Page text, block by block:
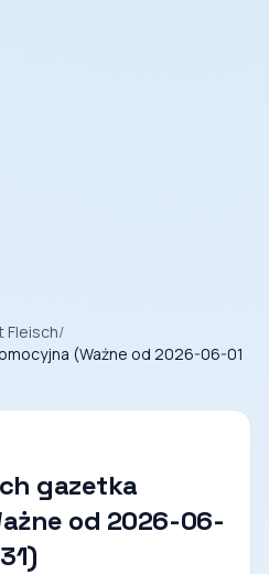
Fleisch/
(Ważne od 2026-06-01
gazetka
od 2026-06-